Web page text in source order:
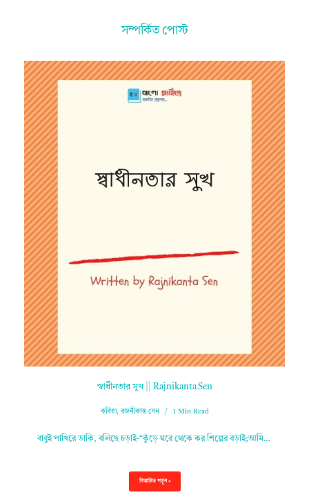
সম্পর্কিত পোস্ট
স্বাধীনতার সুখ || Rajnikanta Sen
কবিতা,রজনীকান্ত সেন 1 Min Read
বাবুই পাখিরে ডাকি, বলিছে চড়াই-“কুঁড়ে ঘরে থেকে কর শিল্পের বড়াই;আমি…
বিস্তারিত পড়ুন »